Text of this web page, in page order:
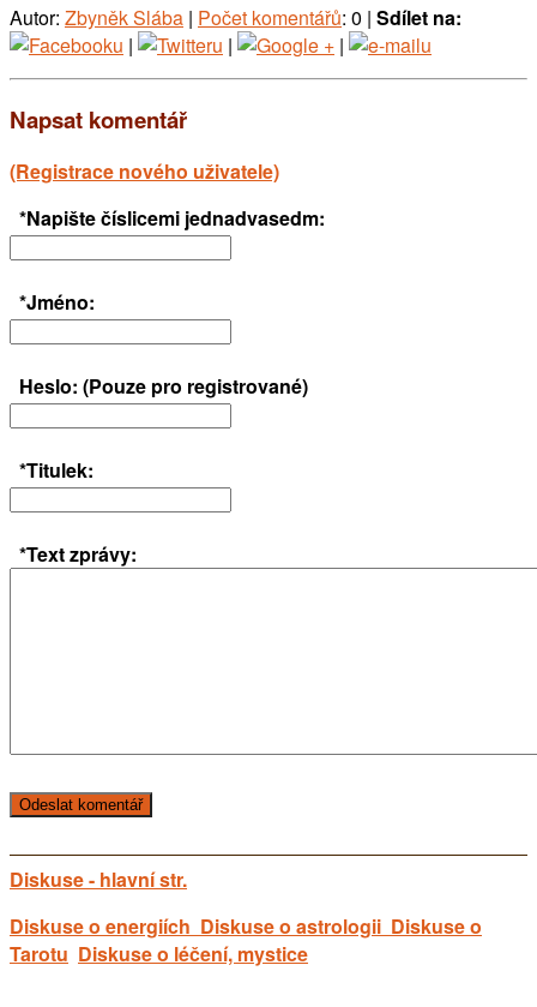
Autor: Zbyněk Slába | Počet komentářů: 0 | Sdílet na:
|
| |
Napsat komentář
(Registrace nového uživatele)
*Napište číslicemi jednadvasedm:
*Jméno:
Heslo: (Pouze pro registrované)
*Titulek:
*Text zprávy:
Diskuse - hlavní str.
Diskuse o energiích Diskuse o astrologii Diskuse o
Tarotu Diskuse o léčení, mystice